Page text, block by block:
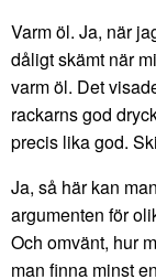
Varm öl. Ja, när
dåligt skämt när
varm öl. Det
rackarns god
precis lika god.
Ja, så här kan
argumenten för
Och omvänt, hur
man finna minst